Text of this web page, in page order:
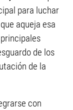
para luchar
aqueja esa
de los
de la
con